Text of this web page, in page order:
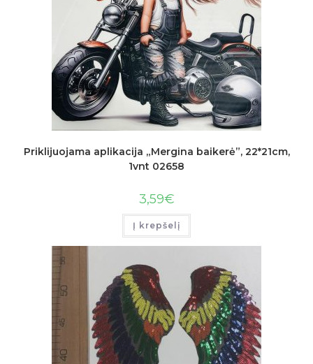
Priklijuojama aplikacija „Mergina baikerė”, 22*21cm,
1vnt 02658
3,59€
Į krepšelį